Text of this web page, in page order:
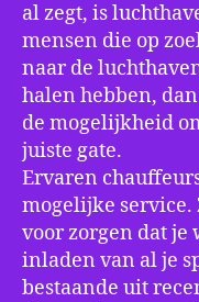
al zegt, is
mensen die op
naar de
halen hebben,
de mogelijkheid
juiste gate.
Ervaren
mogelijke service.
voor zorgen dat
inladen van al je
bestaande uit